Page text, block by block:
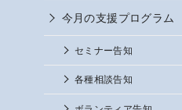
今月の支援プログラム
セミナー告知
各種相談告知